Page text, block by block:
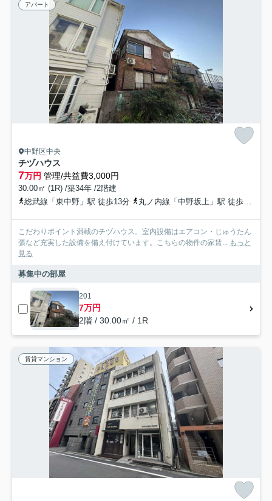
アパート
中野区中央
チヅハウス
7万円 管理/共益費3,000円
30.00㎡ (1R) /築34年 /2階建
総武線「東中野」駅 徒歩13分
丸ノ内線「中野坂上」駅 徒歩10分
こだわりポイント満載のチヅハウス。室内設備はエアコン・じゅうたん
張など充実した設備を備え付けています。こちらの物件の家賃... もっと
見る
募集中の部屋
201
7万円
2階 / 30.00㎡ / 1R
賃貸マンション